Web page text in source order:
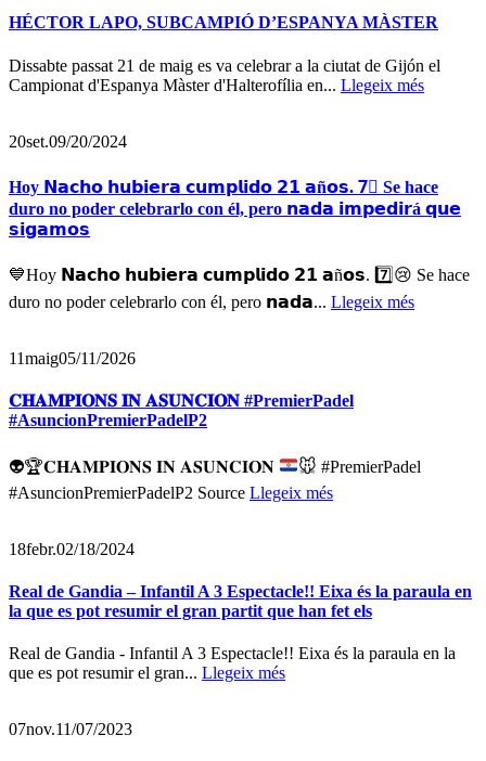
HÉCTOR LAPO, SUBCAMPIÓ D’ESPANYA MÀSTER
Dissabte passat 21 de maig es va celebrar a la ciutat de Gijón el
Campionat d'Espanya Màster d'Halterofília en... Llegeix més
20set.09/20/2024
Hoy 𝗡𝗮𝗰𝗵𝗼 𝗵𝘂𝗯𝗶𝗲𝗿𝗮 𝗰𝘂𝗺𝗽𝗹𝗶𝗱𝗼 𝟮𝟭 𝗮ñ𝗼𝘀. 7⃣ Se hace
duro no poder celebrarlo con él, pero 𝗻𝗮𝗱𝗮 𝗶𝗺𝗽𝗲𝗱𝗶𝗿á 𝗾𝘂𝗲
𝘀𝗶𝗴𝗮𝗺𝗼𝘀
💙Hoy 𝗡𝗮𝗰𝗵𝗼 𝗵𝘂𝗯𝗶𝗲𝗿𝗮 𝗰𝘂𝗺𝗽𝗹𝗶𝗱𝗼 𝟮𝟭 𝗮ñ𝗼𝘀. 7️⃣😢 Se hace
duro no poder celebrarlo con él, pero 𝗻𝗮𝗱𝗮... Llegeix més
11maig05/11/2026
𝐂𝐇𝐀𝐌𝐏𝐈𝐎𝐍𝐒 𝐈𝐍 𝐀𝐒𝐔𝐍𝐂𝐈𝐎𝐍 #PremierPadel
#AsuncionPremierPadelP2
👽🏆𝐂𝐇𝐀𝐌𝐏𝐈𝐎𝐍𝐒 𝐈𝐍 𝐀𝐒𝐔𝐍𝐂𝐈𝐎𝐍 🐭 #PremierPadel
#AsuncionPremierPadelP2 Source Llegeix més
18febr.02/18/2024
Real de Gandia – Infantil A 3 Espectacle!! Eixa és la paraula en
la que es pot resumir el gran partit que han fet els
Real de Gandia - Infantil A 3 Espectacle!! Eixa és la paraula en la
que es pot resumir el gran... Llegeix més
07nov.11/07/2023